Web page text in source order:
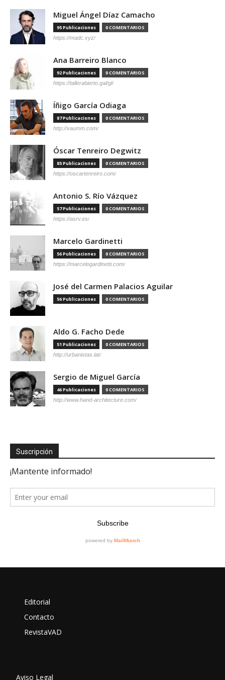
Miguel Ángel Díaz Camacho
95 Publicaciones 0 COMENTARIOS
https://madc.xyz/
Ana Barreiro Blanco
92 Publicaciones 0 COMENTARIOS
https://tallerabierto.gal/gl/
Íñigo García Odiaga
87 Publicaciones 0 COMENTARIOS
http://vaumm.com/
Óscar Tenreiro Degwitz
85 Publicaciones 0 COMENTARIOS
https://oscartenreiro.com/
Antonio S. Río Vázquez
57 Publicaciones 0 COMENTARIOS
https://asrv.es/
Marcelo Gardinetti
56 Publicaciones 0 COMENTARIOS
https://marcelogardinetti.com/
José del Carmen Palacios Aguilar
56 Publicaciones 0 COMENTARIOS
Aldo G. Facho Dede
51 Publicaciones 0 COMENTARIOS
http://urbanistas.lat/
Sergio de Miguel García
46 Publicaciones 0 COMENTARIOS
http://www.hand-architecture.com/
Suscripción
Editorial
Contacto
RevistaVAD
Aviso Legal